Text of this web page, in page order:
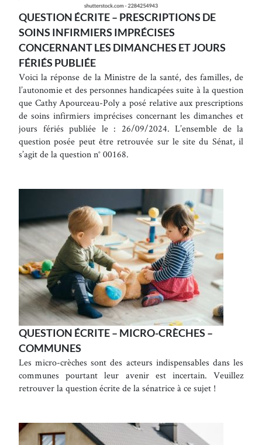
QUESTION ÉCRITE – PRESCRIPTIONS DE
SOINS INFIRMIERS IMPRÉCISES
CONCERNANT LES DIMANCHES ET JOURS
FÉRIÉS PUBLIÉE
Voici la réponse de la Ministre de la santé, des familles, de
l’autonomie et des personnes handicapées suite à la question
que Cathy Apourceau-Poly a posé relative aux prescriptions
de soins infirmiers imprécises concernant les dimanches et
jours fériés publiée le : 26/09/2024. L’ensemble de la
question posée peut être retrouvée sur le site du Sénat, il
s’agit de la question n° 00168.
QUESTION ÉCRITE – MICRO-CRÈCHES –
COMMUNES
Les micro-crèches sont des acteurs indispensables dans les
communes pourtant leur avenir est incertain. Veuillez
retrouver la question écrite de la sénatrice à ce sujet !